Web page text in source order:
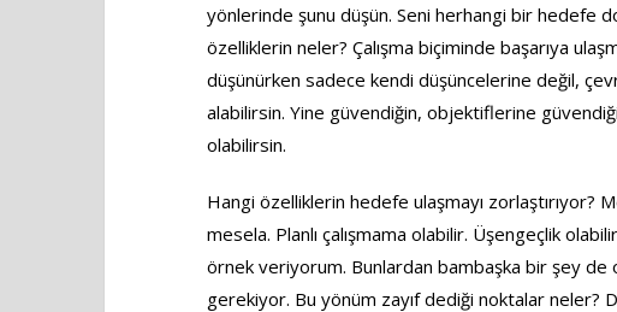
yönlerinde şunu düşün. Seni herhangi bir hedefe
özelliklerin neler? Çalışma biçiminde başarıya
düşünürken sadece kendi düşüncelerine değil,
alabilirsin. Yine güvendiğin, objektiflerine
olabilirsin.
Hangi özelliklerin hedefe ulaşmayı zorlaştırıyor?
mesela. Planlı çalışmama olabilir. Üşengeçlik
örnek veriyorum. Bunlardan bambaşka bir şey
gerekiyor. Bu yönüm zayıf dediği noktalar neler?